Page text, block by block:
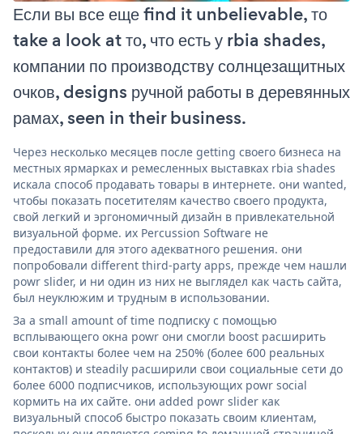
Если вы все еще find it unbelievable, то
take a look at то, что есть у rbia shades,
компании по производству солнцезащитных
очков, designs ручной работы в деревянных
рамах, seen in their business.
Через несколько месяцев после getting своего бизнеса на
местных ярмарках и ремесленных выставках rbia shades
искала способ продавать товары в интернете. они wanted,
чтобы показать посетителям качество своего продукта,
свой легкий и эргономичный дизайн в привлекательной
визуальной форме. их Percussion Software не
предоставили для этого адекватного решения. они
попробовали different third-party apps, прежде чем нашли
powr slider, и ни один из них не выглядел как часть сайта,
был неуклюжим и трудным в использовании.
За a small amount of time подписку с помощью
всплывающего окна powr они смогли boost расширить
свои контакты более чем на 250% (более 600 реальных
контактов) и steadily расширили свои социальные сети до
более 6000 подписчиков, использующих powr social
кормить на их сайте. они added powr slider как
визуальный способ быстро показать своим клиентам,